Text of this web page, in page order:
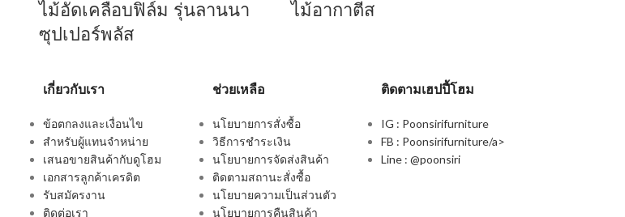
ไม้อัดเคลือบฟิล์ม รุ่นลานนา
ซุปเปอร์พลัส
ไม้อากาตีส
เกี่ยวกับเรา
ข้อตกลงและเงื่อนไข
สำหรับผู้แทนจำหน่าย
เสนอขายสินค้ากับดูโฮม
เอกสารลูกค้าเครดิต
รับสมัครงาน
ติดต่อเรา
ช่วยเหลือ
นโยบายการสั่งซื้อ
วิธีการชำระเงิน
นโยบายการจัดส่งสินค้า
ติดตามสถานะสั่งซื้อ
นโยบายความเป็นส่วนตัว
นโยบายการคืนสินค้า
ติดตามเฮปปี้โฮม
IG : Poonsirifurniture
FB : Poonsirifurniture/a>
Line : @poonsiri